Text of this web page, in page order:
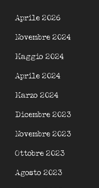
Aprile 2026
Novembre 2024
Maggio 2024
Aprile 2024
Marzo 2024
Dicembre 2023
Novembre 2023
Ottobre 2023
Agosto 2023